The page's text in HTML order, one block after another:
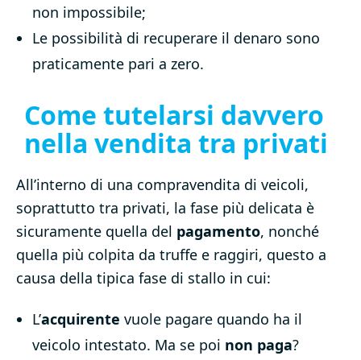
non impossibile;
Le possibilità di recuperare il denaro sono
praticamente pari a zero.
Come tutelarsi davvero
nella vendita tra privati
All’interno di una compravendita di veicoli,
soprattutto tra privati, la fase più delicata è
sicuramente quella del pagamento, nonché
quella più colpita da truffe e raggiri, questo a
causa della tipica fase di stallo in cui:
L’acquirente vuole pagare quando ha il
veicolo intestato. Ma se poi non paga?